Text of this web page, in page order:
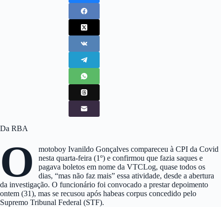
Da RBA
O
motoboy Ivanildo Gonçalves compareceu à CPI da Covid
nesta quarta-feira (1º) e confirmou que fazia saques e
pagava boletos em nome da VTCLog, quase todos os
dias, “mas não faz mais” essa atividade, desde a abertura
da investigação. O funcionário foi convocado a prestar depoimento
ontem (31), mas se recusou após habeas corpus concedido pelo
Supremo Tribunal Federal (STF).